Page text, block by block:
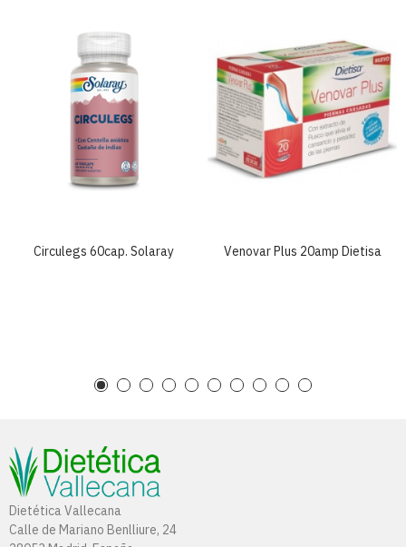
Circulegs 60cap. Solaray Venovar Plus 20amp Dietisa
Dietética Vallecana
Calle de Mariano Benlliure, 24